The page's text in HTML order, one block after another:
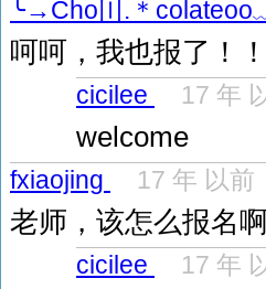
╰→Cho〣.＊
呵呵，我也报了！！
cicilee 17 年
welcome
fxiaojing 17 年 以前
老师，该怎么报名
cicilee 17 年